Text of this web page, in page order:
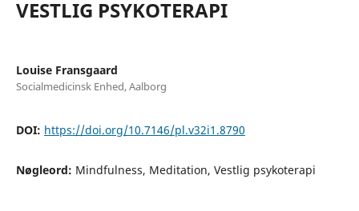
VESTLIG PSYKOTERAPI
Louise Fransgaard
Socialmedicinsk Enhed, Aalborg
DOI: https://doi.org/10.7146/pl.v32i1.8790
Nøgleord: Mindfulness, Meditation, Vestlig psykoterapi